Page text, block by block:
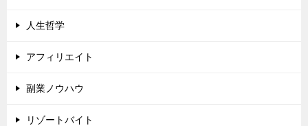
人生哲学
アフィリエイト
副業ノウハウ
リゾートバイト